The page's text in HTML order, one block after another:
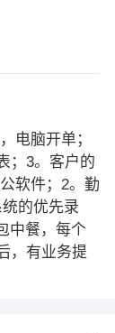
电脑开单；
；3。客户的
软件；2。勤
的优先录
中餐，每个
，有业务提